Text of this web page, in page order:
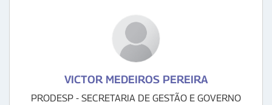
VICTOR MEDEIROS PEREIRA
PRODESP - SECRETARIA DE GESTÃO E GOVERNO